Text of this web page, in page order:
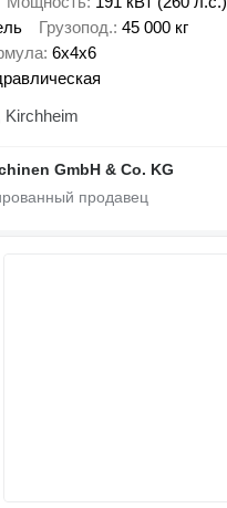
Грузопод. 45 000 кг
6x4x6
Kirchheim
GmbH & Co. KG